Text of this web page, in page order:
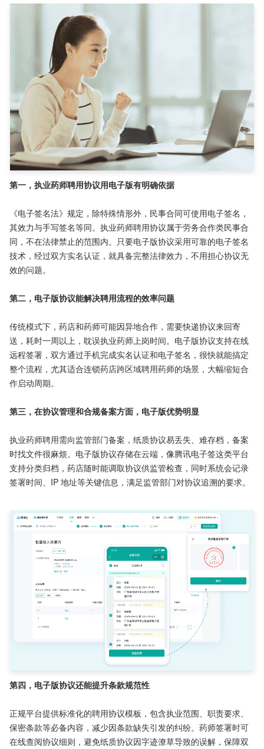
第一，执业药师聘用协议用电子版有明确依据
《电子签名法》规定，除特殊情形外，民事合同可使用电子签名，
其效力与手写签名等同。执业药师聘用协议属于劳务合作类民事合
同，不在法律禁止的范围内。只要电子版协议采用可靠的电子签名
技术，经过双方实名认证，就具备完整法律效力，不用担心协议无
效的问题。
第二，电子版协议能解决聘用流程的效率问题
传统模式下，药店和药师可能因异地合作，需要快递协议来回寄
送，耗时一周以上，耽误执业药师上岗时间。电子版协议支持在线
远程签署，双方通过手机完成实名认证和电子签名，很快就能搞定
整个流程，尤其适合连锁药店跨区域聘用药师的场景，大幅缩短合
作启动周期。
第三，在协议管理和合规备案方面，电子版优势明显
执业药师聘用需向监管部门备案，纸质协议易丢失、难存档，备案
时找文件很麻烦。电子版协议存储在云端，像腾讯电子签这类平台
支持分类归档，药店随时能调取协议供监管检查，同时系统会记录
签署时间、IP 地址等关键信息，满足监管部门对协议追溯的要求。
第四，电子版协议还能提升条款规范性
正规平台提供标准化的聘用协议模板，包含执业范围、职责要求、
保密条款等必备内容，减少因条款缺失引发的纠纷。药师签署时可
在线查阅协议细则，避免纸质协议因字迹潦草导致的误解，保障双